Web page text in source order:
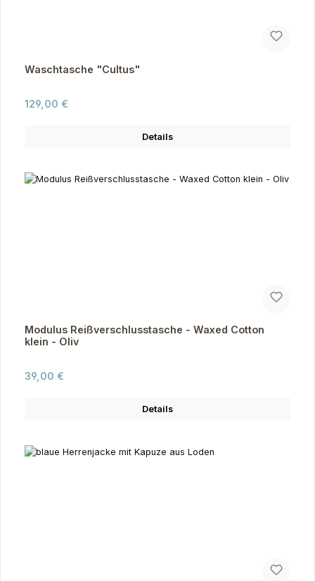
Waschtasche "Cultus"
Regulärer Preis:
129,00 €
Details
Modulus Reißverschlusstasche - Waxed Cotton
klein - Oliv
Regulärer Preis:
39,00 €
Details